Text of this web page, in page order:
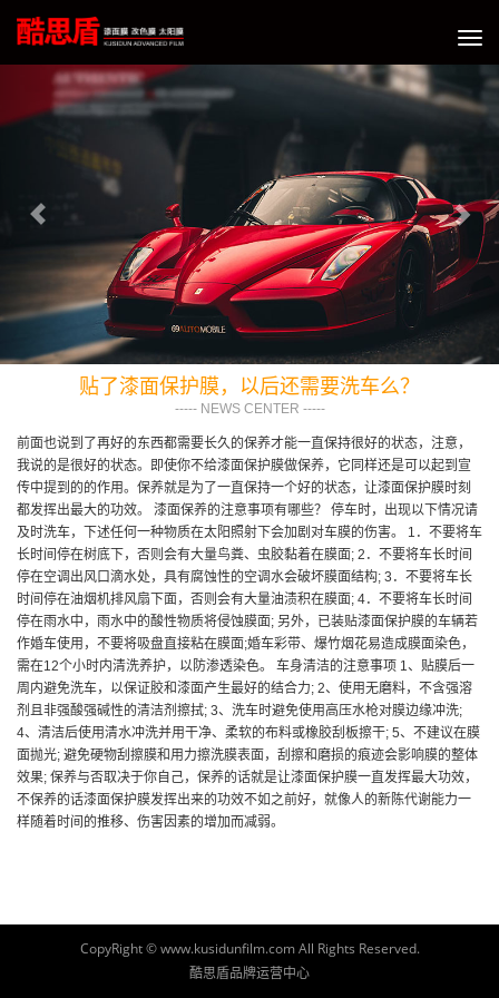
切
换
航
Previous
贴了漆面保护膜，以后还需要洗车么？
----- NEWS CENTER -----
前面也说到了再好的东西都需要长久的保养才能一直保持很好的状态，注意，
我说的是很好的状态。即使你不给漆面保护膜做保养，它同样还是可以起到宣
传中提到的的作用。保养就是为了一直保持一个好的状态，让漆面保护膜时刻
都发挥出最大的功效。 漆面保养的注意事项有哪些？ 停车时，出现以下情况请
及时洗车，下述任何一种物质在太阳照射下会加剧对车膜的伤害。 1．不要将车
长时间停在树底下，否则会有大量鸟粪、虫胶黏着在膜面; 2．不要将车长时间
停在空调出风口滴水处，具有腐蚀性的空调水会破坏膜面结构; 3．不要将车长
时间停在油烟机排风扇下面，否则会有大量油渍积在膜面; 4．不要将车长时间
停在雨水中，雨水中的酸性物质将侵蚀膜面; 另外，已装贴漆面保护膜的车辆若
作婚车使用，不要将吸盘直接粘在膜面;婚车彩带、爆竹烟花易造成膜面染色，
需在12个小时内清洗养护，以防渗透染色。 车身清洁的注意事项 1、贴膜后一
周内避免洗车，以保证胶和漆面产生最好的结合力; 2、使用无磨料，不含强溶
剂且非强酸强碱性的清洁剂擦拭; 3、洗车时避免使用高压水枪对膜边缘冲洗;
4、清洁后使用清水冲洗并用干净、柔软的布料或橡胶刮板擦干; 5、不建议在膜
面抛光; 避免硬物刮擦膜和用力擦洗膜表面，刮擦和磨损的痕迹会影响膜的整体
效果; 保养与否取决于你自己，保养的话就是让漆面保护膜一直发挥最大功效，
不保养的话漆面保护膜发挥出来的功效不如之前好，就像人的新陈代谢能力一
样随着时间的推移、伤害因素的增加而减弱。
CopyRight © www.kusidunfilm.com All Rights Reserved.
酷思盾品牌运营中心